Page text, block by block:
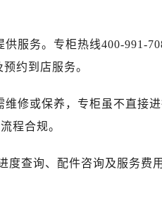
）
预约）
预约）
服务。专柜热线400-991-
约到店服务。
修或保养，专柜虽不直接
程合规。
度查询、配件咨询及服务费用